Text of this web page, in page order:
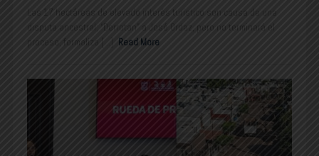
Las 17 hectáreas de elevado interés turístico son causa de una
disputa ancestral; “Derrotan” a José Ordaz, pero no terminará el
proceso; formaliza [...]
Read More